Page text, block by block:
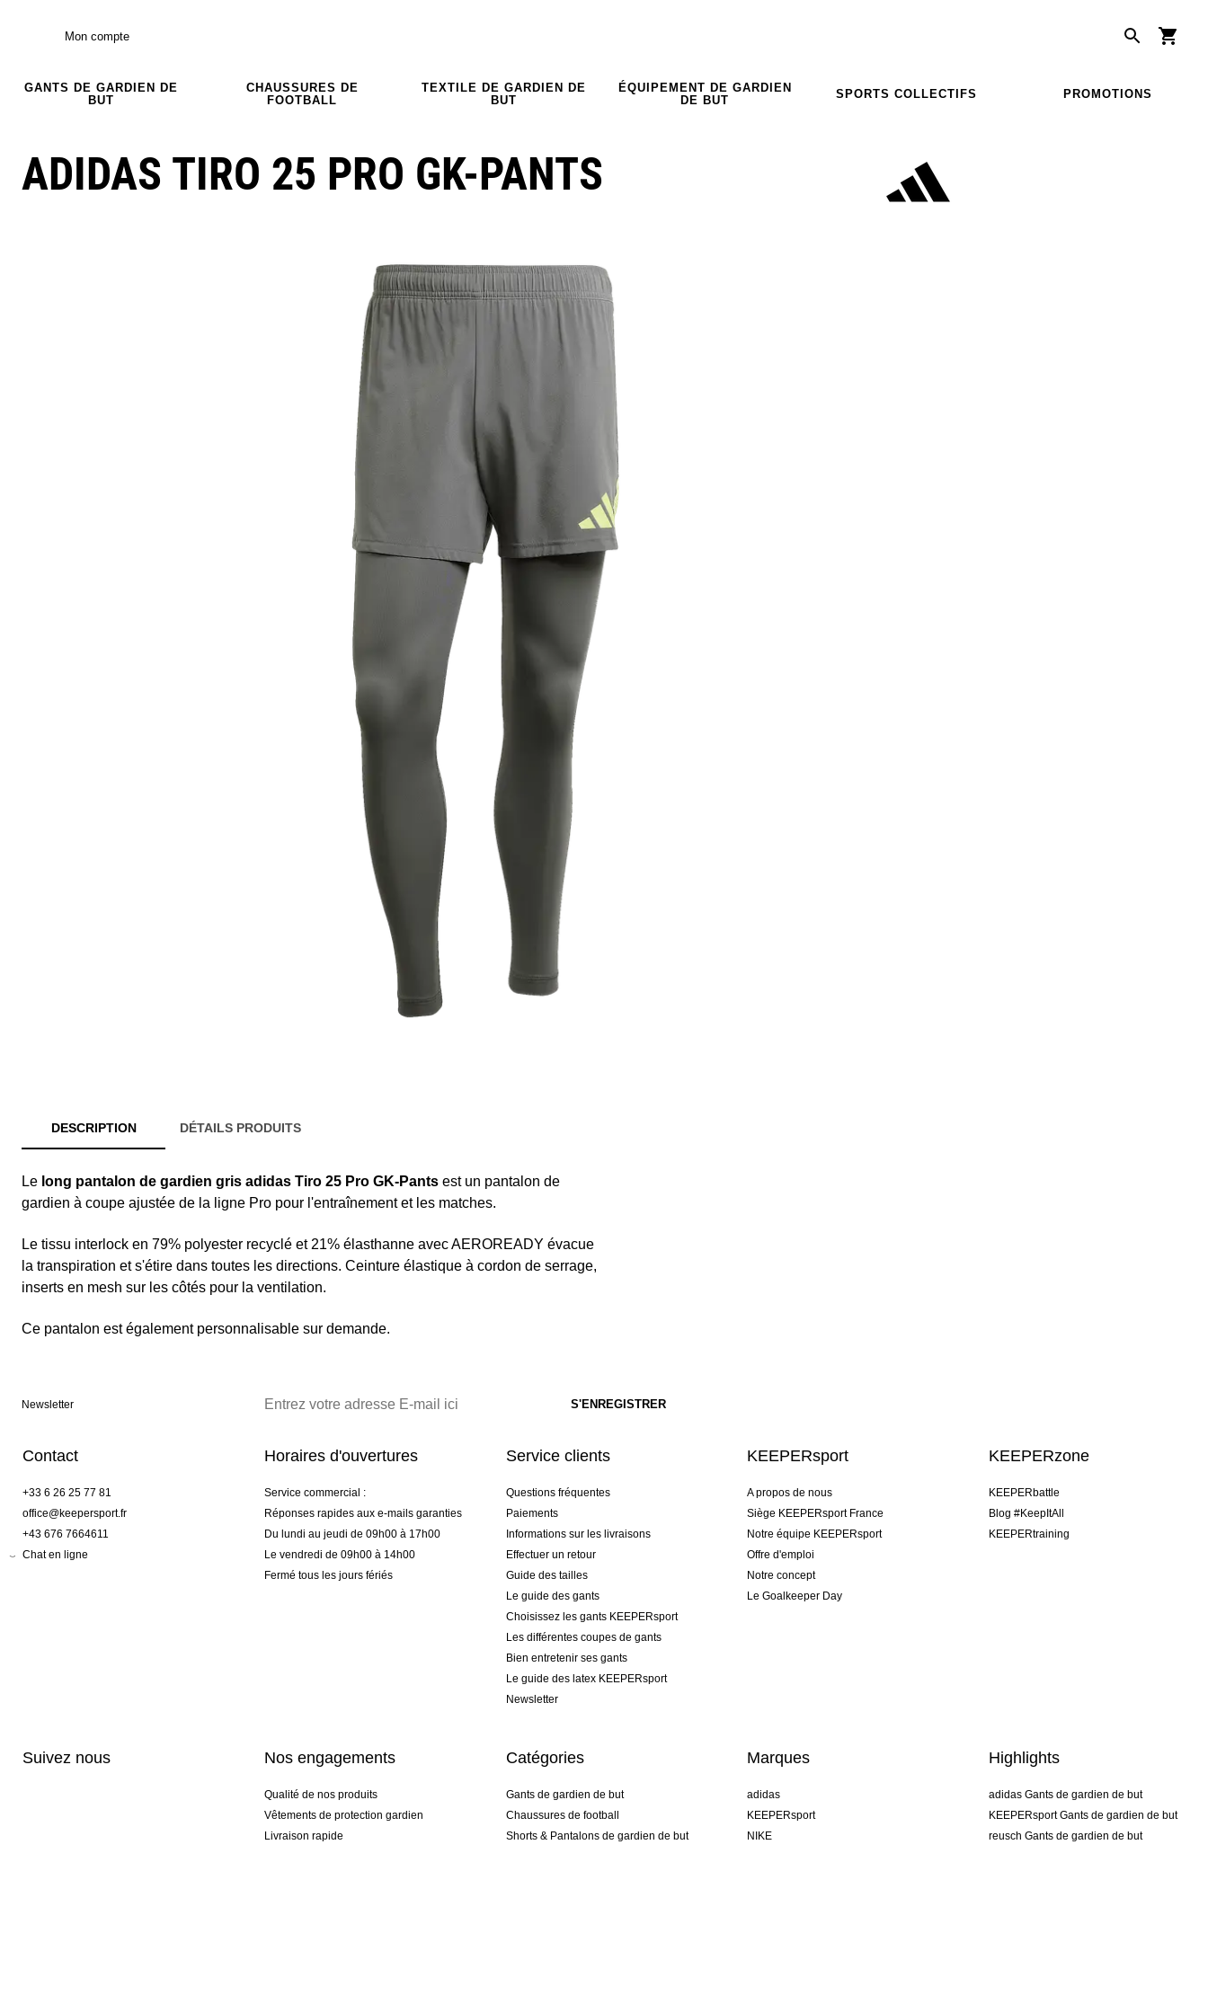
Mon compte
GANTS DE GARDIEN DE
BUT
CHAUSSURES DE
FOOTBALL
TEXTILE DE GARDIEN DE
BUT
ÉQUIPEMENT DE GARDIEN
DE BUT
SPORTS COLLECTIFS PROMOTIONS
ADIDAS TIRO 25 PRO GK-PANTS
DESCRIPTION DÉTAILS PRODUITS
Le long pantalon de gardien gris adidas Tiro 25 Pro GK-Pants est un pantalon de
gardien à coupe ajustée de la ligne Pro pour l'entraînement et les matches.
Le tissu interlock en 79% polyester recyclé et 21% élasthanne avec AEROREADY évacue
la transpiration et s'étire dans toutes les directions. Ceinture élastique à cordon de serrage,
inserts en mesh sur les côtés pour la ventilation.
Ce pantalon est également personnalisable sur demande.
Newsletter
Contact
+33 6 26 25 77 81
office@keepersport.fr
+43 676 7664611
Chat en ligne
Horaires d'ouvertures
Service commercial :
Réponses rapides aux e-mails garanties
Du lundi au jeudi de 09h00 à 17h00
Le vendredi de 09h00 à 14h00
Fermé tous les jours fériés
Service clients
Questions fréquentes
Paiements
Informations sur les livraisons
Effectuer un retour
Guide des tailles
Le guide des gants
Choisissez les gants KEEPERsport
Les différentes coupes de gants
Bien entretenir ses gants
Le guide des latex KEEPERsport
Newsletter
KEEPERsport
A propos de nous
Siège KEEPERsport France
Notre équipe KEEPERsport
Offre d'emploi
Notre concept
Le Goalkeeper Day
KEEPERzone
KEEPERbattle
Blog #KeepItAll
KEEPERtraining
Suivez nous Nos engagements
Qualité de nos produits
Vêtements de protection gardien
Livraison rapide
Catégories
Gants de gardien de but
Chaussures de football
Shorts & Pantalons de gardien de but
Marques
adidas
KEEPERsport
NIKE
Highlights
adidas Gants de gardien de but
KEEPERsport Gants de gardien de but
reusch Gants de gardien de but